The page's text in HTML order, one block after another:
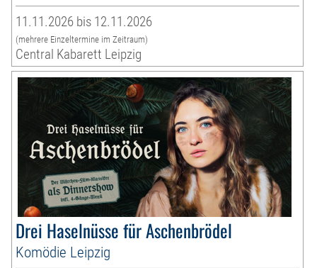
11.11.2026 bis 12.11.2026
(mehrere Einzeltermine im Zeitraum)
Central Kabarett Leipzig
Drei Haselnüsse für Aschenbrödel
Komödie Leipzig